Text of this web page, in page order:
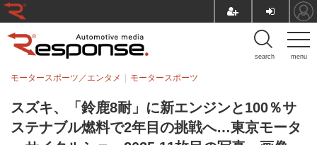
menu
search
スズキ、「鈴鹿8耐」に新エンジンと100％サ
ステナブル燃料で2年目の挑戦へ…東京モータ
モータースポーツ／エンタメ モータースポーツ